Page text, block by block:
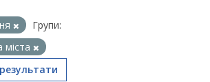
Групи:
міста